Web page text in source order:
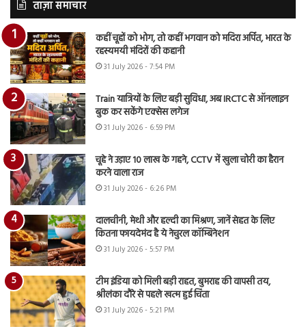
ताज़ा समाचार
कहीं चूहों को भोग, तो कहीं भगवान को मदिरा अर्पित, भारत के
रहस्यमयी मंदिरों की कहानी
31 July 2026 - 7:54 PM
Train यात्रियों के लिए बड़ी सुविधा, अब IRCTC से ऑनलाइन
बुक कर सकेंगे एक्सेस लगेज
31 July 2026 - 6:59 PM
चूहे ने उड़ाए 10 लाख के गहने, CCTV में खुला चोरी का हैरान
करने वाला राज
31 July 2026 - 6:26 PM
दालचीनी, मेथी और हल्दी का मिश्रण, जानें सेहत के लिए
कितना फायदेमंद है ये नेचुरल कॉम्बिनेशन
31 July 2026 - 5:57 PM
टीम इंडिया को मिली बड़ी राहत, बुमराह की वापसी तय,
श्रीलंका दौरे से पहले खत्म हुई चिंता
31 July 2026 - 5:21 PM